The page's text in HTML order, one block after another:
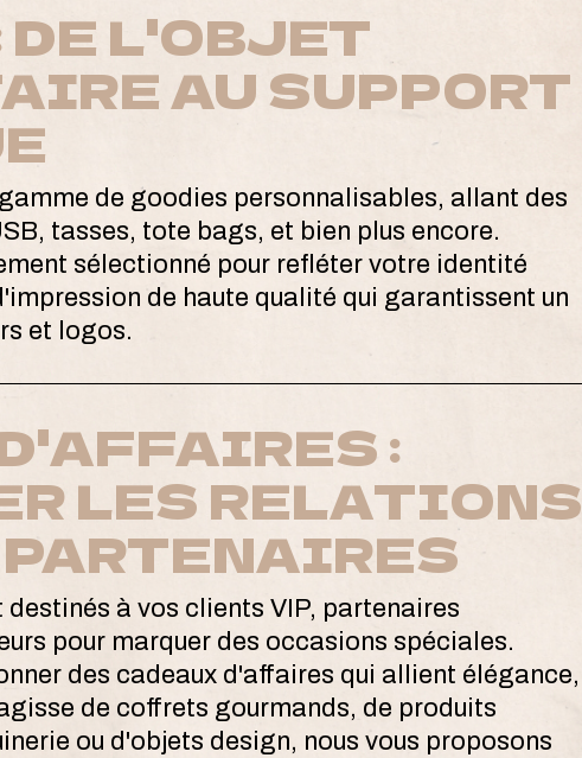
DE L'OBJET
AU SUPPORT
de goodies personnalisables, allant des
tasses, tote bags, et bien plus encore.
sélectionné pour refléter votre identité
de haute qualité qui garantissent un
et logos.
:
LES RELATIONS
à vos clients VIP, partenaires
pour marquer des occasions spéciales.
des cadeaux d'affaires qui allient élégance,
de coffrets gourmands, de produits
ou d'objets design, nous vous proposons